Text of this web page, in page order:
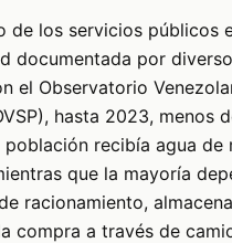
de los servicios públicos
documentada por
el Observatorio
hasta 2023, menos
recibía agua de
que la mayoría
racionamiento,
compra a través de